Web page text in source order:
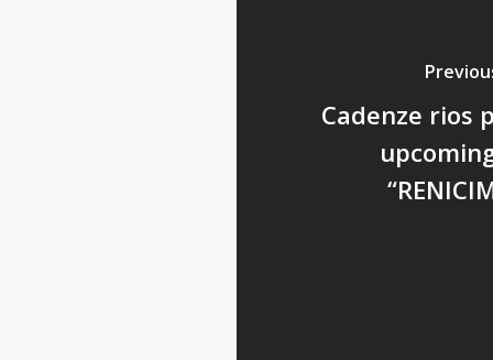
Cadenze rios